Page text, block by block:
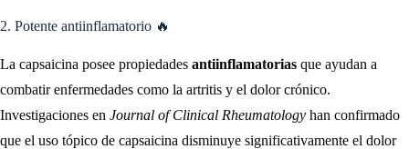
2. Potente antiinflamatorio 🔥
La capsaicina posee propiedades antiinflamatorias que ayudan a
combatir enfermedades como la artritis y el dolor crónico.
Investigaciones en Journal of Clinical Rheumatology han confirmado
que el uso tópico de capsaicina disminuye significativamente el dolor